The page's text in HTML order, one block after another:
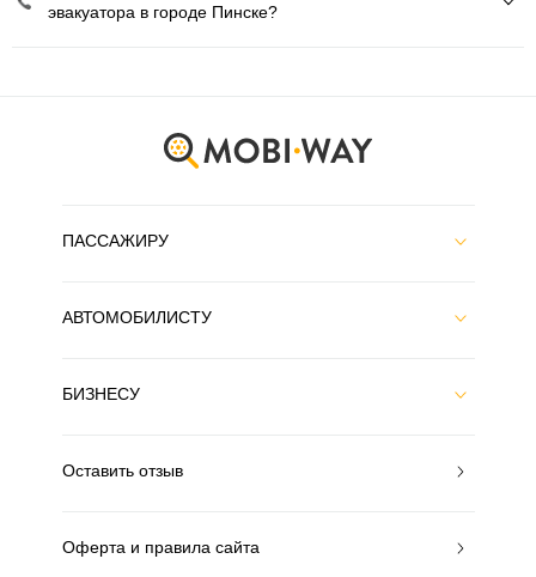
эвакуатора в городе Пинске?
ПАССАЖИРУ
АВТОМОБИЛИСТУ
БИЗНЕСУ
Оставить отзыв
Оферта и правила сайта